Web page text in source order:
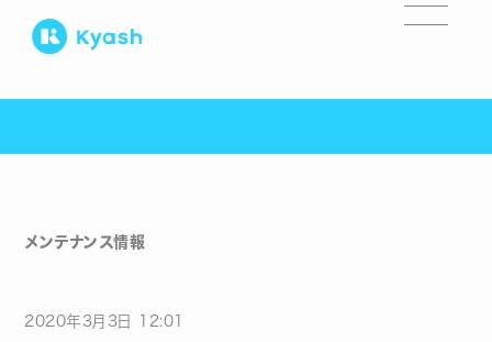
メンテナンス情報
2020年 3月 3 日 12:01